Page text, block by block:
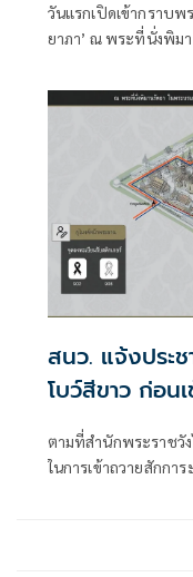
วันแรกเปิดเข้ากราบ
ยาภา’ ณ พระที่นั่งพิม
สนว. แจ้งประ
โบว์สีขาว ก่อน
'เจ้าฟ้าพัชรกิติย
ตามที่สำนักพระราชวั
ในการเข้าถวายสักกา